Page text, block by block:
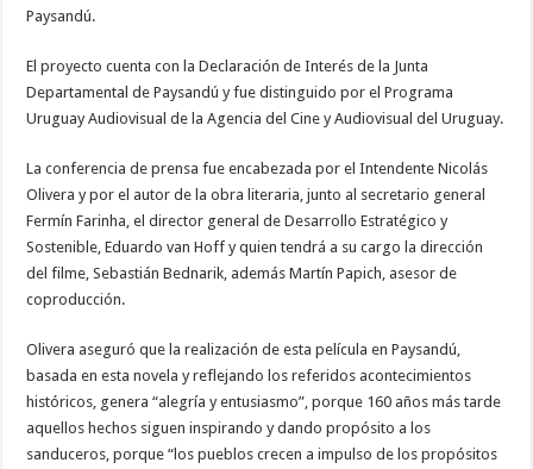
Paysandú.
El proyecto cuenta con la Declaración de Interés de la Junta
Departamental de Paysandú y fue distinguido por el Programa
Uruguay Audiovisual de la Agencia del Cine y Audiovisual del Uruguay.
La conferencia de prensa fue encabezada por el Intendente Nicolás
Olivera y por el autor de la obra literaria, junto al secretario general
Fermín Farinha, el director general de Desarrollo Estratégico y
Sostenible, Eduardo van Hoff y quien tendrá a su cargo la dirección
del filme, Sebastián Bednarik, además Martín Papich, asesor de
coproducción.
Olivera aseguró que la realización de esta película en Paysandú,
basada en esta novela y reflejando los referidos acontecimientos
históricos, genera “alegría y entusiasmo”, porque 160 años más tarde
aquellos hechos siguen inspirando y dando propósito a los
sanduceros, porque “los pueblos crecen a impulso de los propósitos